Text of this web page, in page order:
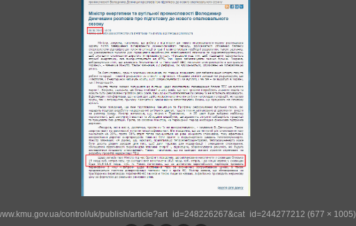
control/uk/publish/article?art_id=248226267&cat_id=244277212 (677 × 1005)